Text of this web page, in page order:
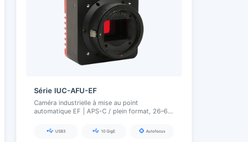
Série IUC-AFU-EF
Caméra industrielle à mise au point
automatique EF | APS-C / plein format, 26–60
électronique/mise au point
USB3 10 GigE Autofocus